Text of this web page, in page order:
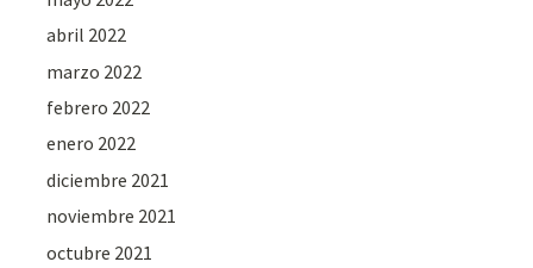
abril 2022
marzo 2022
febrero 2022
enero 2022
diciembre 2021
noviembre 2021
octubre 2021